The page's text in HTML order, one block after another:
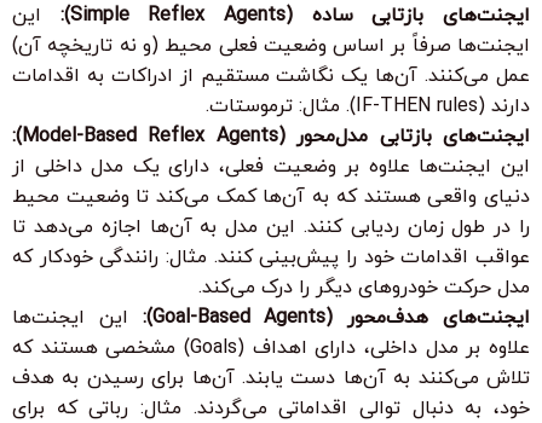
ایجنت‌های بازتابی ساده (Simple Reflex Agents):
این
ایجنت‌ها صرفاً بر اساس وضعیت فعلی محیط (و نه تاریخچه آن)
عمل می‌کنند. آن‌ها یک نگاشت مستقیم از ادراکات به اقدامات
دارند (IF-THEN rules). مثال: ترموستات.
ایجنت‌های بازتابی مدل‌محور (Model-Based Reflex Agents):
این ایجنت‌ها علاوه بر وضعیت فعلی، دارای یک مدلداخلی از
دنیای واقعی هستند که به آن‌ها کمک می‌کند تا وضعیت محیط
را در طول زمان ردیابی کنند. این مدل به آن‌ها اجازه می‌دهد تا
عواقب اقدامات خود را پیش‌بینی کنند. مثال: رانندگی خودکار که
مدل حرکت خودروهای دیگر را درک می‌کند.
ایجنت‌های هدف‌محور (Goal-Based Agents):
این ایجنت‌ها
علاوه بر مدل داخلی، دارای اهداف
(Goals) مشخصی هستند که
تلاش می‌کنند به آن‌ها دست یابند. آن‌ها برای رسیدن به هدف
خود، به دنبال توالی اقداماتی می‌گردند. مثال: رباتی که برای